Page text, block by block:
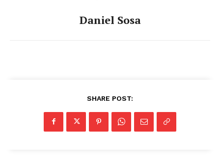
Daniel Sosa
SHARE POST: